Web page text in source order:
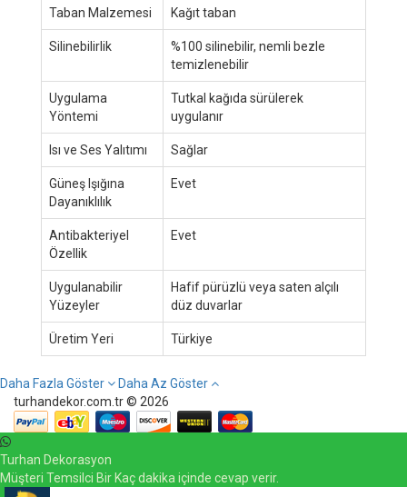
Taban Malzemesi Kağıt taban
Silinebilirlik
%100 silinebilir, nemli bezle
temizlenebilir
Uygulama
Yöntemi
Tutkal kağıda sürülerek
uygulanır
Isı ve Ses Yalıtımı Sağlar
Güneş Işığına
Dayanıklılık
Evet
Antibakteriyel
Özellik
Evet
Uygulanabilir
Yüzeyler
Hafif pürüzlü veya saten alçılı
düz duvarlar
Üretim Yeri Türkiye
Daha Fazla Göster
Daha Az Göster
turhandekor.com.tr © 2026
Turhan Dekorasyon
Müşteri Temsilci Bir Kaç dakika içinde cevap verir.